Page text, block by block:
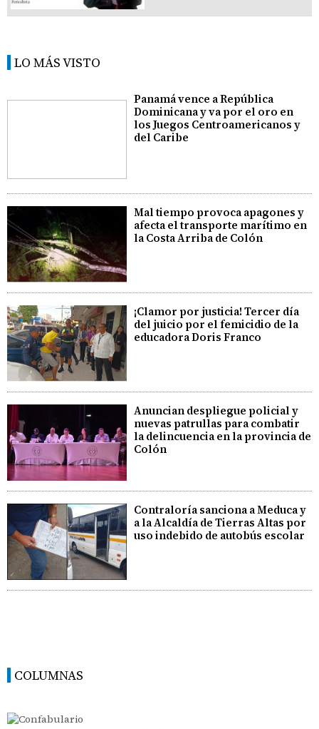
LO MÁS VISTO
Panamá vence a República
Dominicana y va por el oro en
los Juegos Centroamericanos y
del Caribe
Mal tiempo provoca apagones y
afecta el transporte marítimo en
la Costa Arriba de Colón
¡Clamor por justicia! Tercer día
del juicio por el femicidio de la
educadora Doris Franco
Anuncian despliegue policial y
nuevas patrullas para combatir
la delincuencia en la provincia de
Colón
Contraloría sanciona a Meduca y
a la Alcaldía de Tierras Altas por
uso indebido de autobús escolar
COLUMNAS